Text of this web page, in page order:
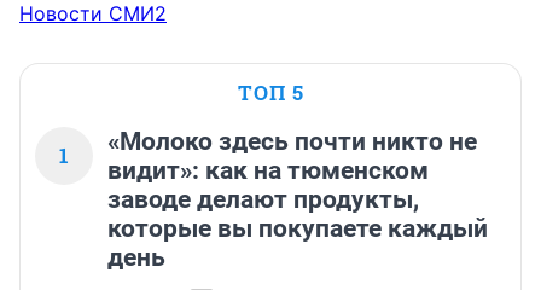
Новости СМИ2
ТОП 5
1
«Молоко здесь почти никто не
видит»: как на тюменском
заводе делают продукты,
которые вы покупаете каждый
день